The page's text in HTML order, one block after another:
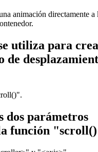
animación directamente a
utiliza para
de
dos parámetros
función